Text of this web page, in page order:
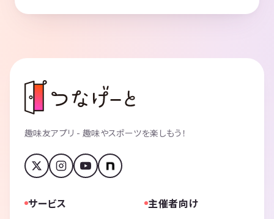
趣味友アプリ - 趣味やスポーツを楽しもう！
サービス 主催者向け